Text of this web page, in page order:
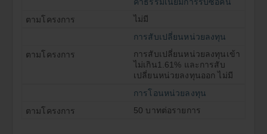
ลงทุน อันเนื่องมาจากการเข้ามาใช้เว็บไซต์นี้
17. บริษัทจัดการอนุญาตให้พนักงานลงทุนในหลักทรัพย์เพื่อ
ตนเองได้ โดยจะต้องปฏิบัติตามจรรยาบรรณ และประกาศ
เผยการลงทุนดังกล่าวให้บริษัทจัดการ เพื่อที่บริษัทจัดการ
จะสามารถกำกับและดูแลการซื้อขายหลักทรัพย์ของ
ผู้ลงทุนสามารถตรวจดูแนวทางในการใช้สิทธิออกเสียง
และการใช้สิทธิออกเสียงได้ที่ www.assetfund.co.th
ไม่มี
การสับเปลี่ยนหน่วยลงทุน
การสับเปลี่ยนหน่วยลงทุนเข้า
ไม่เกิน1.61% และการสับ
เปลี่ยนหน่วยลงทุนออก ไม่มี
การโอนหน่วยลงทุน
50 บาทต่อรายการ